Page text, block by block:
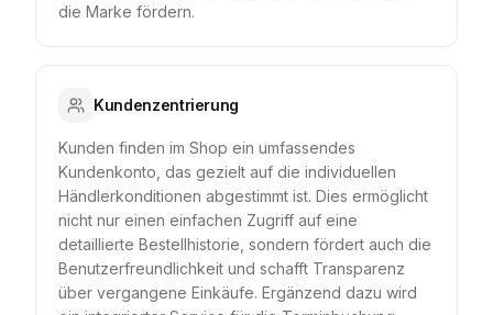
die Marke fördern.
Kundenzentrierung
Kunden finden im Shop ein umfassendes
Kundenkonto, das gezielt auf die individuellen
Händlerkonditionen abgestimmt ist. Dies ermöglicht
nicht nur einen einfachen Zugriff auf eine
detaillierte Bestellhistorie, sondern fördert auch die
Benutzerfreundlichkeit und schafft Transparenz
über vergangene Einkäufe. Ergänzend dazu wird